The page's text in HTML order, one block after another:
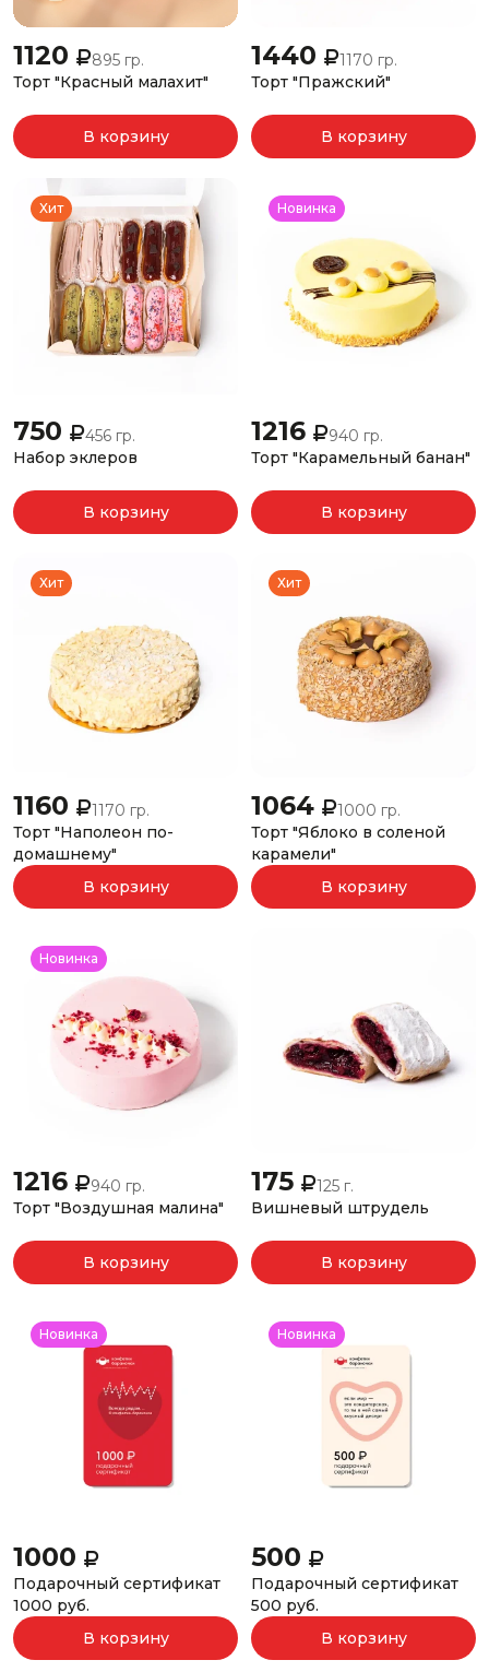
1120
895 гр.
Торт "Красный малахит"
В корзину
1440
1170 гр.
Торт "Пражский"
В корзину
Хит
750
456 гр.
Набор эклеров
В корзину
Новинка
1216
940 гр.
Торт "Карамельный банан"
В корзину
Хит
1160
1170 гр.
Торт "Наполеон по-
домашнему"
В корзину
Хит
1064
1000 гр.
Торт "Яблоко в соленой
карамели"
В корзину
Новинка
1216
940 гр.
Торт "Воздушная малина"
В корзину
175
125 г.
Вишневый штрудель
В корзину
Новинка
1000
Подарочный сертификат
1000 руб.
В корзину
Новинка
500
Подарочный сертификат
500 руб.
В корзину